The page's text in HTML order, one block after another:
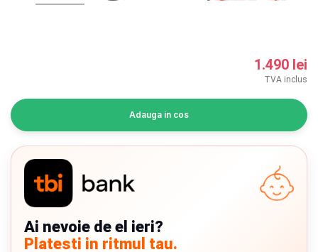
BAIE SI TOALETA
Informatii companie
Blog
1.490 lei
TVA inclus
Adauga in cos
Ai nevoie de el ieri?
Platesti in ritmul tau.